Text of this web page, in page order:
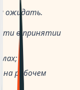
ожидать.
в принятии
на рабочем